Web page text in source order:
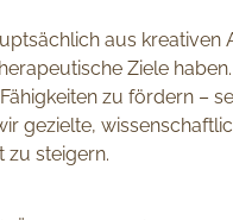
aus
Ziele
zu fördern –
gezielte,
zu steigern.